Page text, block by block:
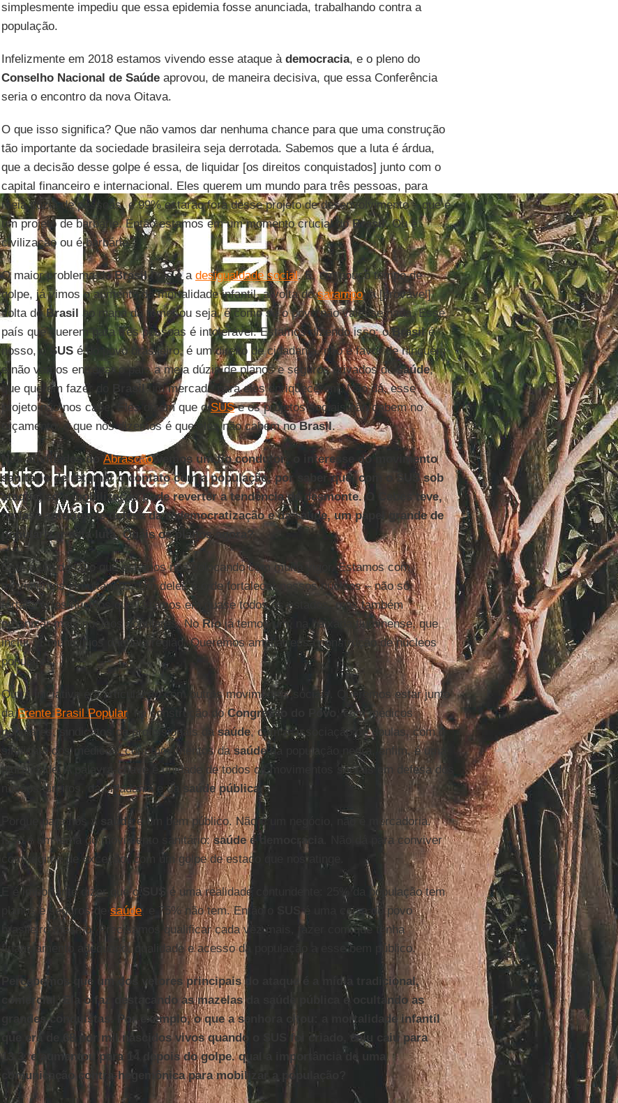
simplesmente impediu que essa epidemia fosse anunciada, trabalhando contra a
população.
Infelizmente em 2018 estamos vivendo esse ataque à democracia, e o pleno do
Conselho Nacional de Saúdeaprovou, de maneira decisiva, que essa Conferência
seria o encontro da nova Oitava.
O que isso significa? Que não vamos dar nenhuma chance para que uma construção
tão importante da sociedade brasileira seja derrotada. Sabemos que a luta é árdua,
que a decisão desse golpe é essa, de liquidar [os direitos conquistados] junto com o
capital financeiro e internacional. Eles querem um mundo para três pessoas, para
meia dúzia de pessoas, e 99% estarão fora desse projeto de desenvolvimento – que é
um projeto de barbárie. Então estamos em um momento crucial doBrasil. Ou é
civilização ou é barbárie.
O maior problema doBrasilhoje é a desigualdade social. E, em pouco tempo de
golpe, já vimos o aumento da mortalidade infantil, a volta dosarampo, a [provável]
volta doBrasil ao mapa da fome, ou seja, é como se o povo não valesse nada. Esse
país que querem para três pessoas é intolerável. Estamos dizendo isso: oBrasilé
nosso, o
SUSé do povo brasileiro, é um direito de cidadania, não é favor de ninguém
e não vamos entregar o país a meia dúzia de planos e seguros privados desaúde,
que querem fazer do
Brasilum mercado para eles enriquecerem. Não dá, esse
projeto não nos cabe. Eles dizem que oSUSe os projetos sociais não cabem no
orçamento; o que nós dizemos é que eles não cabem noBrasil.
Nas atividades doAbrascãovemos um fio condutor: o interesse do movimento
sanitário de retomar o contato com a população, por saber que, com o SUS sob
ataque, só a mobilização pode reverter a tendência de desmonte. O Cebes teve,
na fase anterior de defesa da redemocratização e da saúde, um papel grande de
popularizar esta luta. Quais os planos agora?
Este é um desafio que estamos nos colocando com muito vigor. Estamos com
movimentos simultâneos. Um deles é o de fortalecer nossos núcleos – não só
fortalecer os núcleos que já temos em quase todos os estados, mas também
organizar mais núcleos populares. NoRiojá temos um, na baixada fluminense, que
inclui 11 municípios daquela região. Queremos ampliar essa construção de núcleos
populares.
Outra iniciativa é a articulação com outros movimentos sociais. Queremos estar junto
daFrente Brasil Popular, na construção doCongresso do Povo
, com médicos
populares, sindicatos de profissionais dasaúde, com a associação de doulas, com o
sindicato dos médicos, com movimentos dasaúdeda população negra, enfim, é uma
pluralidade. A palavra-chave é unidade de todos os movimentos sociais em defesa dos
nossos direitos, da cidadania e da
saúde pública .
Porque para nós a saúde é um bem público. Não é um negócio, não é mercadoria.
Isso é um lema do movimento sanitário:saúde é democracia
. Não dá para conviver
com regime de exceção, com um golpe de estado que nos atinge.
E é importante dizer que o
é uma realidade contundente: 25% da população tem
planos e seguros de saúde, e 75% não tem. Então o
é uma coisa do povo
brasileiro mesmo. Precisamos qualificar cada vez mais, fazer com que tenha
financiamento adequado, qualidade e acesso da população a esse bem público.
Percebemos que um dos vetores principais do ataque é a mídia tradicional,
comercial. Ela o faz destacando as mazelas da saúde pública e ocultando as
grandes conquistas. Por exemplo, o que a senhora citou: a mortalidade infantil
que era de 68 por mil nascidos vivos quando o SUS foi criado, caiu caiu para
13,3, e aumentou para 14 depois do golpe. qual a importância de uma
comunicação contra-hegemônica para mobilizar a população?